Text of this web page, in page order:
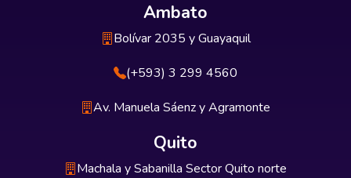
Ambato
Bolívar 2035 y Guayaquil
(+593) 3 299 4560
Av. Manuela Sáenz y Agramonte
Quito
Machala y Sabanilla Sector Quito norte